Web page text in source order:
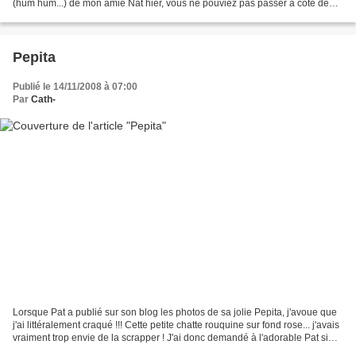
(hum hum...) de mon amie Nat hier, vous ne pouviez pas passer à côté de
Pepita
Publié le 14/11/2008 à 07:00
Par Cath-
Lorsque Pat a publié sur son blog les photos de sa jolie Pepita, j'avoue que
j'ai littéralement craqué !!! Cette petite chatte rouquine sur fond rose... j'avais
vraiment trop envie de la scrapper ! J'ai donc demandé à l'adorable Pat si